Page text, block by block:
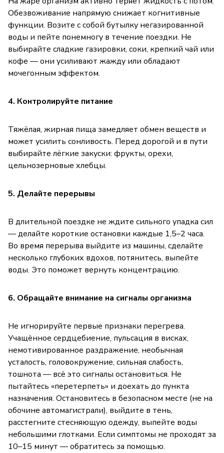
Обезвоживание напрямую снижает когнитивные
функции. Возите с собой бутылку негазированной
воды и пейте понемногу в течение поездки. Не
выбирайте сладкие газировки, соки, крепкий чай или
кофе — они усиливают жажду или обладают
мочегонным эффектом.
4. Контролируйте питание
Тяжёлая, жирная пища замедляет обмен веществ и
может усилить сонливость. Перед дорогой и в пути
выбирайте лёгкие закуски: фрукты, орехи,
цельнозерновые хлебцы.
5. Делайте перерывы
В длительной поездке не ждите сильного упадка сил
— делайте короткие остановки каждые 1,5–2 часа.
Во время перерыва выйдите из машины, сделайте
несколько глубоких вдохов, потянитесь, выпейте
воды. Это поможет вернуть концентрацию.
6. Обращайте внимание на сигналы организма
Не игнорируйте первые признаки перегрева.
Учащённое сердцебиение, пульсация в висках,
немотивированное раздражение, необычная
усталость, головокружение, сильная слабость,
тошнота — всё это сигналы остановиться. Не
пытайтесь «перетерпеть» и доехать до пункта
назначения. Остановитесь в безопасном месте (не на
обочине автомагистрали), выйдите в тень,
расстегните стесняющую одежду, выпейте воды
небольшими глотками. Если симптомы не проходят за
10–15 минут — обратитесь за помощью.